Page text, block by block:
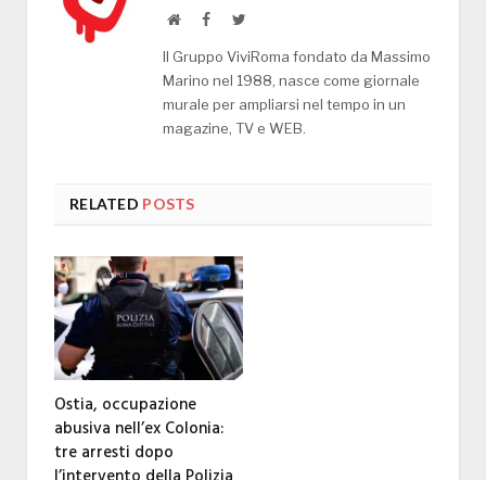
WebsiteFacebookTwitter
Il Gruppo ViviRoma fondato da Massimo
Marino nel 1988, nasce come giornale
murale per ampliarsi nel tempo in un
magazine, TV e WEB.
RELATED POSTS
Ostia, occupazione
abusiva nell’ex Colonia:
tre arresti dopo